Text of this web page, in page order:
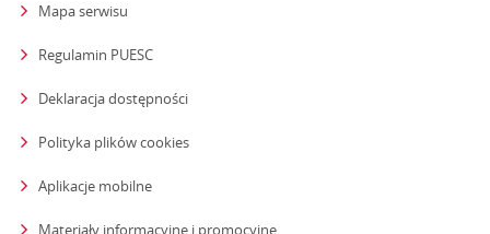
Mapa serwisu
Regulamin PUESC
Deklaracja dostępności
Polityka plików cookies
Aplikacje mobilne
Materiały informacyjne i promocyjne